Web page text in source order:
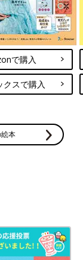
ている赤ちゃん
もいえます。地
り、片道数時間
域にこそオンラ
進んでいますか
くべきだと考え
ても、病院に報
ロナ禍の下では
の愛着形成をは
で購入
クスで購入
本